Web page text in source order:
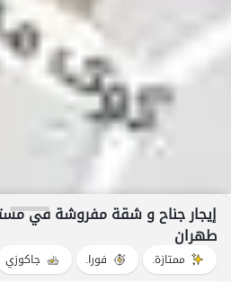
إيجار جناح و شقة مفروشة في
طهران
ممتازة. فورا. جاكوزي